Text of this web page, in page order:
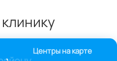
Центры на карте